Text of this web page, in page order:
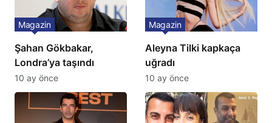
Şahan Gökbakar,
Londra’ya taşındı
Magazin
10 ay önce
Aleyna Tilki kapkaça
uğradı
Magazin
10 ay önce